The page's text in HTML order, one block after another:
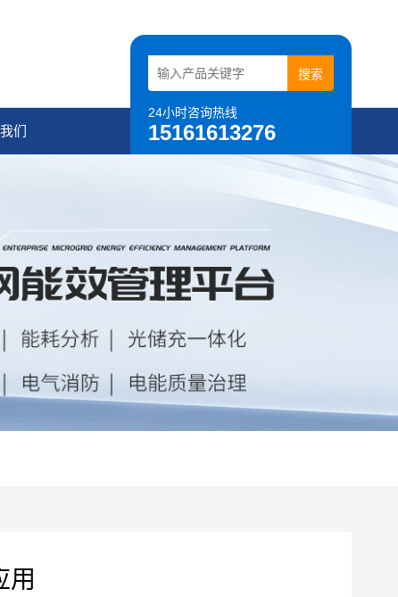
24小时咨询热线
15161613276
们
用